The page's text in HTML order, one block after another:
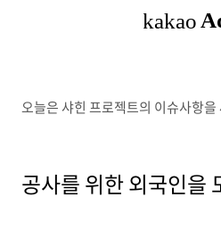
오늘은 샤힌 프로젝트의 이슈사항
공사를 위한 외국인을